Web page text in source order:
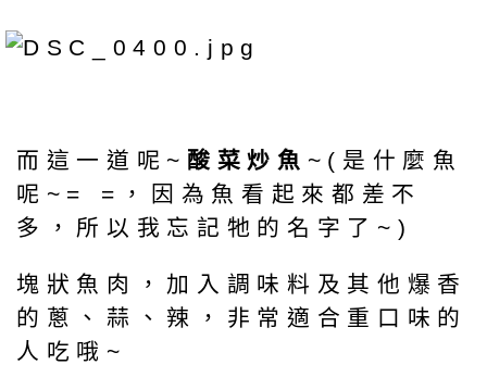
而這一道呢~ 酸菜炒魚 ~(是什麼魚
呢~= =，因為魚看起來都差不
多，所以我忘記牠的名字了~)
塊狀魚肉，加入調味料及其他爆香
的蔥、蒜、辣，非常適合重口味的
人吃哦~